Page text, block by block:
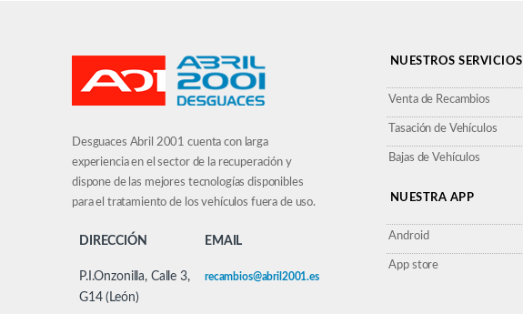
Desguaces Abril 2001 cuenta con larga
experiencia en el sector de la recuperación y
dispone de las mejores tecnologías disponibles
para el tratamiento de los vehículos fuera de uso.
DIRECCIÓN EMAIL
P.I.Onzonilla, Calle 3,
G14 (León)
recambios@abril2001.es
NUESTROS SERVICIOS
Venta de Recambios
Tasación de Vehículos
Bajas de Vehículos
NUESTRA APP
Android
App store